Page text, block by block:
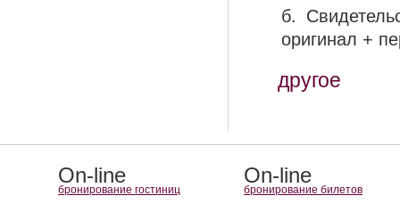
б.
оригинал +
другое
On-line
бронирование гостиниц
On-line
бронирование билетов